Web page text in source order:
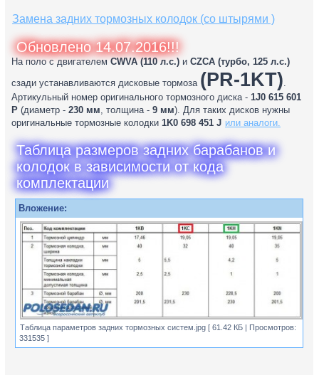
Замена задних тормозных колодок (со штырями )
Обновлено 14.07.2016!!!
На поло с двигателемCWVA (110 л.с.) и CZCA (турбо, 125 л.с.)
сзади устанавливаются дисковые тормоза (PR-1KT).
Артикульный номер оригинального тормозного диска - 1J0 615 601
P (диаметр - 230 мм, толщина - 9 мм). Для таких дисков нужны
оригинальные тормозные колодки 1K0 698 451 J или аналоги.
Таблица размеров задних барабанов и
колодок в зависимости от кода
комплектации
Вложение:
Таблица параметров задних тормозных систем.jpg [ 61.42 КБ | Просмотров:
331535 ]